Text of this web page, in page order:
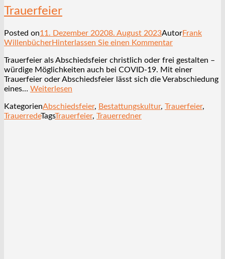
Trauerfeier
Posted on11. Dezember 20208. August 2023AutorFrank
WillenbücherHinterlassen Sie einen Kommentar
Trauerfeier als Abschiedsfeier christlich oder frei gestalten –
würdige Möglichkeiten auch bei COVID-19. Mit einer
Trauerfeier oder Abschiedsfeier lässt sich die Verabschiedung
eines… Weiterlesen
KategorienAbschiedsfeier, Bestattungskultur, Trauerfeier,
TrauerredeTagsTrauerfeier, Trauerredner